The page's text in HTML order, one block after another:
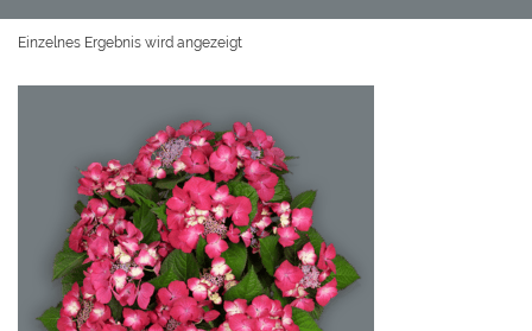
Einzelnes Ergebnis wird angezeigt